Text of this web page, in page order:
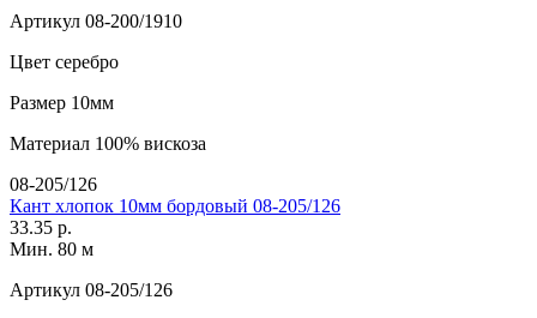
Артикул 08-200/1910
Цвет серебро
Размер 10мм
Материал 100% вискоза
08-205/126
Кант хлопок 10мм бордовый 08-205/126
33.35 р.
Мин. 80 м
Артикул 08-205/126